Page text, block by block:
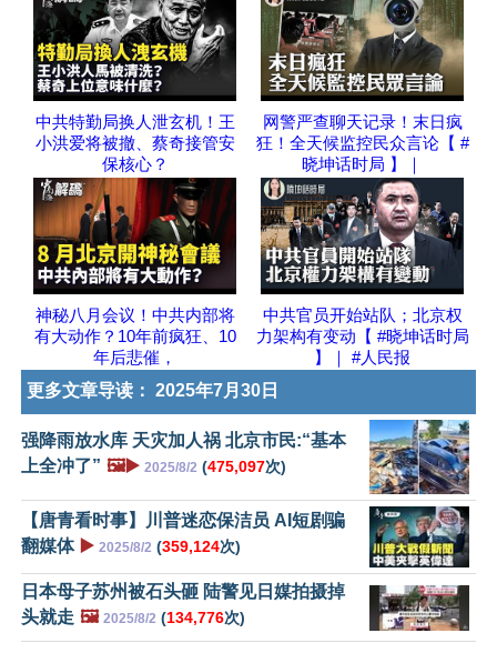
中共特勤局换人泄玄机！王
小洪爱将被撤、蔡奇接管安
保核心？
网警严查聊天记录！末日疯
狂！全天候监控民众言论【 #
晓坤话时局 】｜
神秘八月会议！中共内部将
有大动作？10年前疯狂、10
年后悲催，
中共官员开始站队；北京权
力架构有变动【 #晓坤话时局
】｜ #人民报
更多文章导读： 2025年7月30日
强降雨放水库 天灾加人祸 北京市民:“基本
上全冲了” 🖼️▶️ 2025/8/2 (475,097次)
【唐青看时事】川普迷恋保洁员 AI短剧骗
翻媒体 ▶️ 2025/8/2 (359,124次)
日本母子苏州被石头砸 陆警见日媒拍摄掉
头就走 🖼️ 2025/8/2 (134,776次)